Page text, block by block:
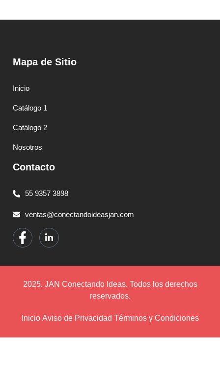
Mapa de Sitio
Inicio
Catálogo 1
Catálogo 2
Nosotros
Contacto
55 9357 3898
ventas@conectandoideasjan.com
2025. JAN Conectando Ideas. Todos los derechos
reservados.
Inicio Aviso de Privacidad Términos y Condiciones